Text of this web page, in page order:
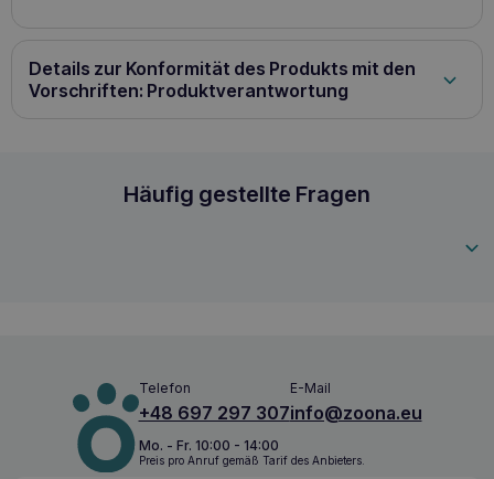
Details zur Konformität des Produkts mit den
Vorschriften: Produktverantwortung
RAW PALEO Trockenfutter mit Lammfleisch
Häufig gestellte Fragen
Telefon
+48 697 297 307
E-Mail
info@zoona.eu
Mo. - Fr. 10:00 - 14:00
Preis pro Anruf gemäß Tarif des Anbieters.